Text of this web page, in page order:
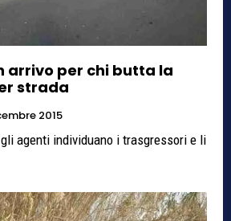
arrivo per chi butta la
strada
2015
agenti individuano i trasgressori e li